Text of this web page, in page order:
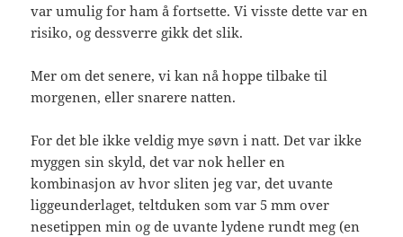
var umulig for ham å fortsette. Vi visste dette var en
risiko, og dessverre gikk det slik.
Mer om det senere, vi kan nå hoppe tilbake til
morgenen, eller snarere natten.
For det ble ikke veldig mye søvn i natt. Det var ikke
myggen sin skyld, det var nok heller en
kombinasjon av hvor sliten jeg var, det uvante
liggeunderlaget, teltduken som var 5 mm over
nesetippen min og de uvante lydene rundt meg (en